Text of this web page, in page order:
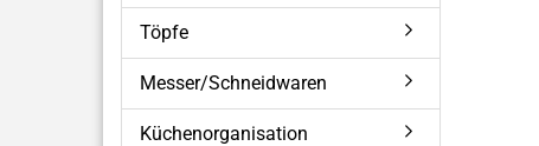
Töpfe
Messer/Schneidwaren
Küchenorganisation